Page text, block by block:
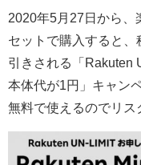
2020年5月27日から、
セットで購入すると
引きされる「Rakuten
本体代が1円」キャン
無料で使えるのでリス